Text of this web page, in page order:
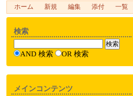
ホーム 新規 編集 添付 一覧
検索
AND 検索 OR 検索
メインコンテンツ